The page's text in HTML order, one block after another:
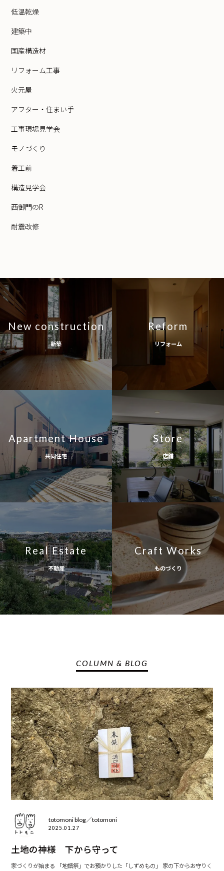
低温乾燥
建築中
国産構造材
リフォーム工事
火元屋
アフター・住まい手
工事現場見学会
モノづくり
着工前
構造見学会
西御門のR
耐震改修
New construction
新築
Reform
リフォーム
Apartment House
共同住宅
Store
店舗
Real Estate
不動産
Craft Works
ものづくり
COLUMN & BLOG
totomoni blog／totomoni
2025.01.27
土地の神様 下から守って
家づくりが始まる 「地鎮祭」でお預かりした「しずめもの」 家の下からお守りく